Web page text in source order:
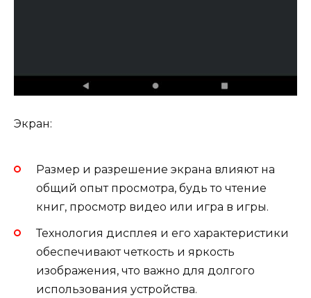
Экран:
Размер и разрешение экрана влияют на
общий опыт просмотра, будь то чтение
книг, просмотр видео или игра в игры.
Технология дисплея и его характеристики
обеспечивают четкость и яркость
изображения, что важно для долгого
использования устройства.